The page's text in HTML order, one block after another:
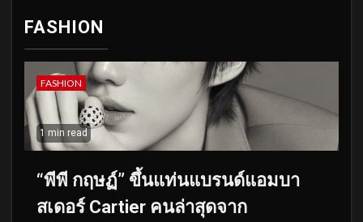
FASHION
FASHION
1 min read
“พีพี กฤษฏ์” ขึ้นแท่นแบรนด์แอมบา
สเดอร์ Cartier คนล่าสุดจาก